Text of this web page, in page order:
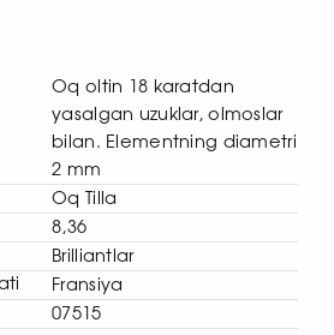
Oq oltin 18 karatdan
yasalgan uzuklar, olmoslar
bilan. Elementning diametri
2 mm
Oq Tilla
8,36
Brilliantlar
Fransiya
07515